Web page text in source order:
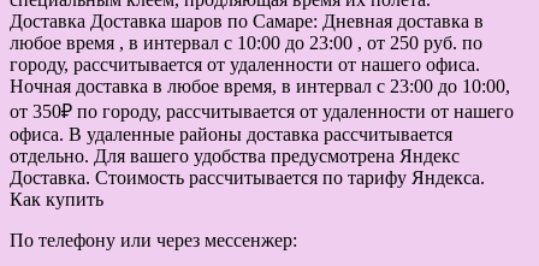
Доставка Доставка шаров по Самаре: Дневная доставка в
любое время , в интервал с 10:00 до 23:00 , от 250 руб. по
городу, рассчитывается от удаленности от нашего офиса.
Ночная доставка в любое время, в интервал с 23:00 до 10:00,
от 350₽ по городу, рассчитывается от удаленности от нашего
офиса. В удаленные районы доставка рассчитывается
отдельно. Для вашего удобства предусмотрена Яндекс
Доставка. Стоимость рассчитывается по тарифу Яндекса.
Как купить
По телефону или через мессенжер: